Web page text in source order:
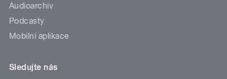
Audioarchiv
Podcasty
Mobilní aplikace
Sledujte nás